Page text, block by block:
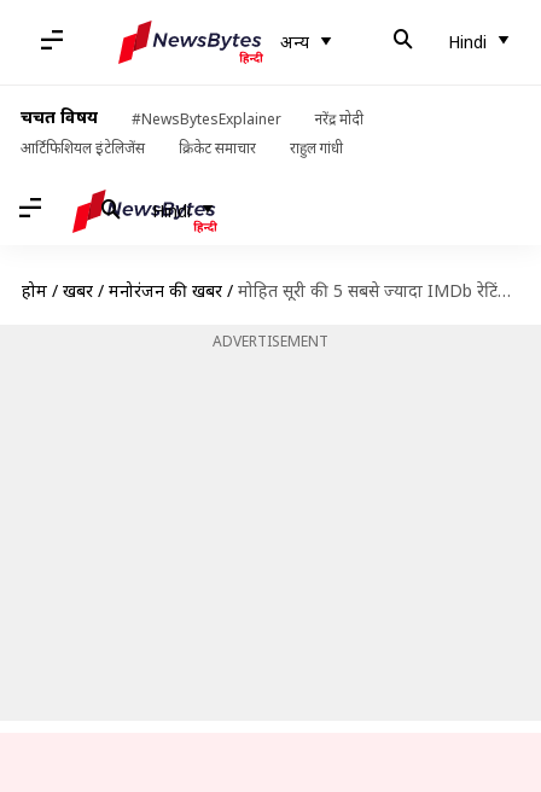
अन्य Hindi
चर्चित विषय #NewsBytesExplainer
नरेंद्र मोदी
आर्टिफिशियल इंटेलिजेंस
क्रिकेट समाचार राहुल गांधी
Hindi
होम / खबरें / मनोरंजन की खबरें / मोहित सूरी की 5 सबसे ज्यादा IMDb रेटिंग वाली फिल्में, 'सैयारा' यहां भी सबसे आगे
ADVERTISEMENT